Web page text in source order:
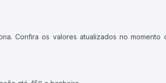
Confira os valores atualizados no